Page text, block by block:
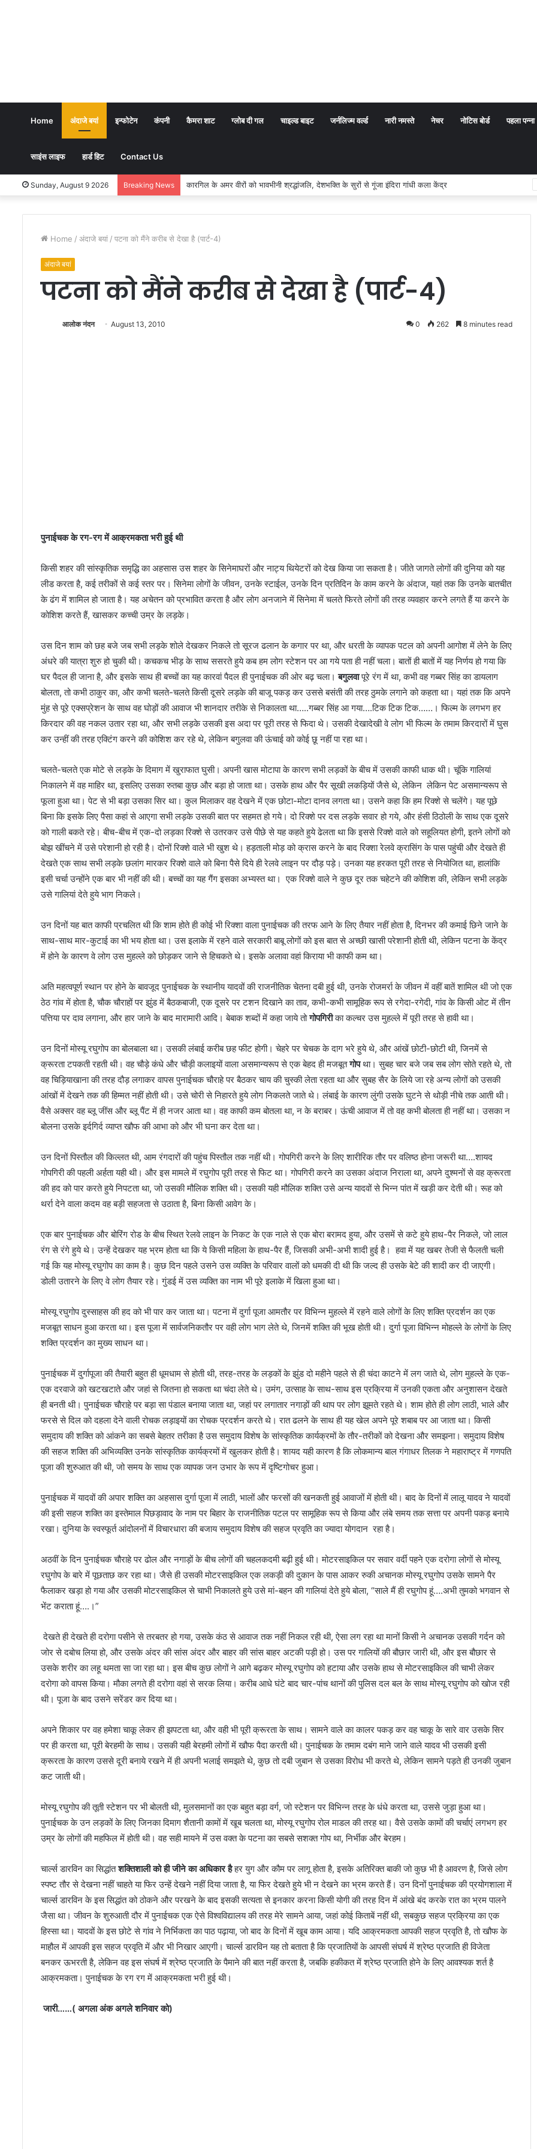
Home अंदाजे बयां इन्फोटेन कंपनी कैमरा शाट ग्लोब दी गल चाइल्ड बाइट जर्नलिज्म वर्ल्ड नारी नमस्ते नेचर नोटिस बोर्ड पहला पन्ना
साइंस लाइफ हार्ड हिट Contact Us
Sunday, August 9 2026 Breaking News कारगिल के अमर वीरों को भावभीनी श्रद्धांजलि, देशभक्ति के सुरों से गूंजा इंदिरा गांधी कला केंद्र
Home / अंदाजे बयां / पटना को मैंने करीब से देखा है (पार्ट-4)
अंदाजे बयां
पटना को मैंने करीब से देखा है (पार्ट-4)
आलोक नंदन August 13, 2010 0 262 8 minutes read
पुनाईचक के रग-रग में आक्रमकता भरी हुई थी
किसी शहर की सांस्कृतिक समृद्धि का अहसास उस शहर के सिनेमाघरों और नाट्य थियेटरों को देख किया जा सकता है। जीते जागते लोगों की दुनिया को यह
लीड करता है, कई तरीकों से कई स्तर पर। सिनेमा लोगों के जीवन, उनके स्टाईल, उनके दिन प्रतिदिन के काम करने के अंदाज, यहां तक कि उनके बातचीत
के ढंग में शामिल हो जाता है। यह अचेतन को प्रभावित करता है और लोग अनजाने में सिनेमा में चलते फिरते लोगों की तरह व्यवहार करने लगते हैं या करने के
कोशिश करते हैं, खासकर कच्ची उम्र के लड़के।
उस दिन शाम को छह बजे जब सभी लड़के शोले देखकर निकले तो सूरज ढलान के कगार पर था, और धरती के व्यापक पटल को अपनी आगोश में लेने के लिए
अंधरे की यात्रा शुरु हो चुकी थी। कचकच भीड़ के साथ ससरते हुये कब हम लोग स्टेशन पर आ गये पता ही नहीं चला। बातों ही बातों में यह निर्णय हो गया कि
घर पैदल ही जाना है, और इसके साथ ही बच्चों का यह कारवां पैदल ही पुनाईचक की ओर बढ़ चला।बगुलवापूरे रंग में था, कभी वह गब्बर सिंह का डायलाग
बोलता, तो कभी ठाकुर का, और कभी चलते-चलते किसी दूसरे लड़के की बाजू पकड़ कर उससे बसंती की तरह ठुमके लगाने को कहता था। यहां तक कि अपने
मुंह से पूरे एक्सप्रेशन के साथ वह घोड़ों की आवाज भी शानदार तरीके से निकालता था…..गब्बर सिंह आ गया….टिक टिक टिक……। फिल्म के लगभग हर
किरदार की वह नकल उतार रहा था, और सभी लड़के उसकी इस अदा पर पूरी तरह से फिदा थे। उसकी देखादेखी वे लोग भी फिल्म के तमाम किरदारों में घुस
कर उन्हीं की तरह एक्टिंग करने की कोशिश कर रहे थे, लेकिन बगुलवा की ऊंचाई को कोई छू नहीं पा रहा था।
चलते-चलते एक मोटे से लड़के के दिमाग में खुराफात घुसी। अपनी खास मोटापा के कारण सभी लड़कों के बीच में उसकी काफी धाक थी। चूंकि गालियां
निकालने में वह माहिर था, इसलिए उसका रुतबा कुछ और बड़ा हो जाता था। उसके हाथ और पैर सूखी लकड़ियों जैसे थे, लेकिन लेकिन पेट असमान्यरूप से
फूला हुआ था। पेट से भी बड़ा उसका सिर था। कुल मिलाकर वह देखने में एक छोटा-मोटा दानव लगता था। उसने कहा कि हम रिक्शे से चलेंगे। यह पूछे
बिना कि इसके लिए पैसा कहां से आएगा सभी लड़के उसकी बात पर सहमत हो गये। दो रिक्शे पर दस लड़के सवार हो गये, और हंसी ठिठोली के साथ एक दूसरे
को गाली बकते रहे। बीच-बीच में एक-दो लड़का रिक्शे से उतरकर उसे पीछे से यह कहते हुये ढेलता था कि इससे रिक्शे वाले को सहूलियत होगी, इतने लोगों को
बोझ खींचने में उसे परेशानी हो रही है। दोनों रिक्शे वाले भी खुश थे। हड़ताली मोड़ को क्रास करने के बाद रिक्शा रेलवे क्रासिंग के पास पहुंची और देखते ही
देखते एक साथ सभी लड़के छलांग मारकर रिक्शे वाले को बिना पैसे दिये ही रेलवे लाइन पर दौड़ पड़े। उनका यह हरकत पूरी तरह से नियोजित था, हालांकि
इसी चर्चा उन्होंने एक बार भी नहीं की थी। बच्चों का यह गैंग इसका अभ्यस्त था। एक रिक्शे वाले ने कुछ दूर तक चहेटने की कोशिश की, लेकिन सभी लड़के
उसे गालियां देते हुये भाग निकले।
उन दिनों यह बात काफी प्रचलित थी कि शाम होते ही कोई भी रिक्शा वाला पुनाईचक की तरफ आने के लिए तैयार नहीं होता है, दिनभर की कमाई छिने जाने के
साथ-साथ मार-कुटाई का भी भय होता था। उस इलाके में रहने वाले सरकारी बाबू लोगों को इस बात से अच्छी खासी परेशानी होती थी, लेकिन पटना के केंद्र
में होने के कारण वे लोग उस मुहल्ले को छोड़कर जाने से हिचकते थे। इसके अलावा वहां किराया भी काफी कम था।
अति महत्वपूर्ण स्थान पर होने के बावजूद पुनाईचक के स्थानीय यादवों की राजनीतिक चेतना दबी हुई थी, उनके रोजमर्रा के जीवन में वहीं बातें शामिल थी जो एक
ठेठ गांव में होता है, चौक चौराहों पर झुंड में बैठकबाजी, एक दूसरे पर टशन दिखाने का ताव, कभी-कभी सामूहिक रूप से रगेदा-रगेदी, गांव के किसी ओट में तीन
पत्तिया पर दाव लगाना, और हार जाने के बाद मारामारी आदि। बेबाक शब्दों में कहा जाये तोगोपगिरीका कल्चर उस मुहल्ले में पूरी तरह से हावी था।
उन दिनों मोस्यू रघुगोप का बोलबाला था। उसकी लंबाई करीब छह फीट होगी। चेहरे पर चेचक के दाग भरे हुये थे, और आंखें छोटी-छोटी थी, जिनमें से
क्रूरता टपकती रहती थी। वह चौड़े कंधे और चौड़ी कलाइयों वाला असमान्यरूप से एक बेहद ही मजबूतगोपथा। सुबह चार बजे जब सब लोग सोते रहते थे, तो
वह चिड़ियाखाना की तरह दौड़ लगाकर वापस पुनाईचक चौराहे पर बैठकर चाय की चुस्की लेता रहता था और सुबह सैर के लिये जा रहे अन्य लोगों को उसकी
आंखों में देखने तक की हिम्मत नहीं होती थी। उसे चोरी से निहारते हुये लोग निकलते जाते थे। लंबाई के कारण लुंगी उसके घुटने से थोड़ी नीचे तक आती थी।
वैसे अक्सर वह ब्लू जींस और ब्लू पैंट में ही नजर आता था। वह काफी कम बोतला था, न के बराबर। ऊंची आवाज में तो वह कभी बोलता ही नहीं था। उसका न
बोलना उसके इर्दगिर्द व्याप्त खौफ की आभा को और भी घना कर देता था।
उन दिनों पिस्तौल की किल्लत थी, आम रंगदारों की पहुंच पिस्तौल तक नहीं थी। गोपगिरी करने के लिए शारीरिक तौर पर वलिष्ठ होना जरूरी था….शायद
गोपगिरी की पहली अर्हता यही थी। और इस मामले में रघुगोप पूरी तरह से फिट था। गोपगिरी करने का उसका अंदाज निराला था, अपने दुश्मनों से वह क्रूरता
की हद को पार करते हुये निपटता था, जो उसकी मौलिक शक्ति थी। उसकी यही मौलिक शक्ति उसे अन्य यादवों से भिन्न पांत में खड़ी कर देती थी। रूह को
थर्रा देने वाला कदम वह बड़ी सहजता से उठाता है, बिना किसी आवेग के।
एक बार पुनाईचक और बोरिंग रोड के बीच स्थित रेलवे लाइन के निकट के एक नाले से एक बोरा बरामद हुया, और उसमें से कटे हुये हाथ-पैर निकले, जो लाल
रंग से रंगे हुये थे। उन्हें देखकर यह भ्रम होता था कि ये किसी महिला के हाथ-पैर हैं, जिसकी अभी-अभी शादी हुई है। हवा में यह खबर तेजी से फैलती चली
गई कि यह मोस्यू रघुगोप का काम है। कुछ दिन पहले उसने उस व्यक्ति के परिवार वालों को धमकी दी थी कि जल्द ही उसके बेटे की शादी कर दी जाएगी।
डोली उतारने के लिए वे लोग तैयार रहे। गुंडई में उस व्यक्ति का नाम भी पूरे इलाके में खिला हुआ था।
मोस्यू रघुगोप दुस्साहस की हद को भी पार कर जाता था। पटना में दुर्गा पूजा आमतौर पर विभिन्न मुहल्ले में रहने वाले लोगों के लिए शक्ति प्रदर्शन का एक
मजबूत साधन हुआ करता था। इस पूजा में सार्वजनिकतौर पर वही लोग भाग लेते थे, जिनमें शक्ति की भूख होती थी। दुर्गा पूजा विभिन्न मोहल्ले के लोगों के लिए
शक्ति प्रदर्शन का मुख्य साधन था।
पुनाईचक में दुर्गापूजा की तैयारी बहुत ही धूमधाम से होती थी, तरह-तरह के लड़कों के झुंड दो महीने पहले से ही चंदा काटने में लग जाते थे, लोग मुहल्ले के एक-
एक दरवाजे को खटखटाते और जहां से जितना हो सकता था चंदा लेते थे। उमंग, उत्साह के साथ-साथ इस प्रक्रिया में उनकी एकता और अनुशासन देखते
ही बनती थी। पुनाईचक चौराहे पर बड़ा सा पंडाल बनाया जाता था, जहां पर लगातार नगाड़ों की थाप पर लोग झूमते रहते थे। शाम होते ही लोग लाठी, भाले और
फरसे से दिल को दहला देने वाली रोचक लड़ाइयों का रोचक प्रदर्शन करते थे। रात ढलने के साथ ही यह खेल अपने पूरे शबाब पर आ जाता था। किसी
समुदाय की शक्ति को आंकने का सबसे बेहतर तरीका है उस समुदाय विशेष के सांस्कृतिक कार्यक्रमों के तौर-तरीकों को देखना और समझना। समुदाय विशेष
की सहज शक्ति की अभिव्यक्ति उनके सांस्कृतिक कार्यक्रमों में खुलकर होती है। शायद यही कारण है कि लोकमान्य बाल गंगाधर तिलक ने महाराष्ट्र में गणपति
पूजा की शुरुआत की थी, जो समय के साथ एक व्यापक जन उभार के रूप में दृष्टिगोचर हुआ।
पुनाईचक में यादवों की अपार शक्ति का अहसास दुर्गा पूजा में लाठी, भालों और फरसों की खनकती हुई आवाजों में होती थी। बाद के दिनों में लालू यादव ने यादवों
की इसी सहज शक्ति का इस्तेमाल पिछड़ावाद के नाम पर बिहार के राजनीतिक पटल पर सामूहिक रूप से किया और लंबे समय तक सत्ता पर अपनी पकड़ बनाये
रखा। दुनिया के स्वस्फूर्त आंदोलनों में विचारधारा की बजाय समुदाय विशेष की सहज प्रवृति का ज्यादा योगदान रहा है।
अठवीं के दिन पुनाईचक चौराहे पर ढोल और नगाड़ों के बीच लोगों की चहलकदमी बढ़ी हुई थी। मोटरसाइकिल पर सवार वर्दी पहने एक दरोगा लोगों से मोस्यू
रघुगोप के बारे में पूछताछ कर रहा था। जैसे ही उसकी मोटरसाइकिल एक लकड़ी की दुकान के पास आकर रुकी अचानक मोस्यू रघुगोप उसके सामने पैर
फैलाकर खड़ा हो गया और उसकी मोटरसाइकिल से चाभी निकालते हुये उसे मां-बहन की गालियां देते हुये बोला, “साले मैं ही रघुगोप हूं….अभी तुमको भगवान से
भेंट कराता हूं….।”
देखते ही देखते ही दरोगा पसीने से तरबतर हो गया, उसके कंठ से आवाज तक नहीं निकल रही थी, ऐसा लग रहा था मानों किसी ने अचानक उसकी गर्दन को
जोर से दबोच लिया हो, और उसके अंदर की सांस अंदर और बाहर की सांस बाहर अटकी पड़ी हो। उस पर गालियों की बौछार जारी थी, और इस बौछार से
उसके शरीर का लहू थमता सा जा रहा था। इस बीच कुछ लोगों ने आगे बढ़कर मोस्यू रघुगोप को हटाया और उसके हाथ से मोटरसाइकिल की चाभी लेकर
दरोगा को वापस किया। मौका लगते ही दरोगा वहां से सरक लिया। करीब आधे घंटे बाद चार-पांच थानों की पुलिस दल बल के साथ मोस्यू रघुगोप को खोज रही
थी। पूजा के बाद उसने सरेंडर कर दिया था।
अपने शिकार पर वह हमेशा चाकू लेकर ही झपटता था, और वही भी पूरी क्रूरता के साथ। सामने वाले का कालर पकड़ कर वह चाकू के सारे वार उसके सिर
पर ही करता था, पूरी बेरहमी के साथ। उसकी यही बेरहमी लोगों में खौफ पैदा करती थी। पुनाईचक के तमाम दबंग माने जाने वाले यादव भी उसकी इसी
क्रूरता के कारण उससे दूरी बनाये रखने में ही अपनी भलाई समझते थे, कुछ तो दबी जुबान से उसका विरोध भी करते थे, लेकिन सामने पड़ते ही उनकी जुबान
कट जाती थी।
मोस्यू रघुगोप की तूती स्टेशन पर भी बोलती थी, मुलसमानों का एक बहुत बड़ा वर्ग, जो स्टेशन पर विभिन्न तरह के धंधे करता था, उससे जुड़ा हुआ था।
पुनाईचक के उन लड़कों के लिए जिनका दिमाग शैतानी कामों में खूब चलता था, मोस्यू रघुगोप रोल माडल की तरह था। वैसे उसके कामों की चर्चाएं लगभग हर
उम्र के लोगों की महफिल में होती थी। वह सही मायने में उस वक्त के पटना का सबसे सशक्त गोप था, निर्भीक और बेरहम।
चार्ल्स डारविन का सिद्धांतशक्तिशाली को ही जीने का अधिकार हैहर युग और कौम पर लागू होता है, इसके अतिरिक्त बाकी जो कुछ भी है आवरण है, जिसे लोग
स्पष्ट तौर से देखना नहीं चाहते या फिर उन्हें देखने नहीं दिया जाता है, या फिर देखते हुये भी न देखने का भ्रम करते हैं। उन दिनों पुनाईचक की प्रयोगशाला में
चार्ल्स डारविन के इस सिद्धांत को ठोकने और परखने के बाद इसकी सत्यता से इनकार करना किसी योगी की तरह दिन में आंखे बंद करके रात का भ्रम पालने
जैसा था। जीवन के शुरुआती दौर में पुनाईचक एक ऐसे विश्वविद्यालय की तरह मेरे सामने आया, जहां कोई किताबें नहीं थी, सबकुछ सहज प्रक्रिया का एक
हिस्सा था। यादवों के इस छोटे से गांव ने निर्भिकता का पाठ पढ़ाया, जो बाद के दिनों में खूब काम आया। यदि आक्रमकता आपकी सहज प्रवृति है, तो खौफ के
माहौल में आपकी इस सहज प्रवृति में और भी निखार आएगी। चार्ल्स डारविन यह तो बताता है कि प्रजातियों के आपसी संघर्ष में श्रेष्ठ प्रजाति ही विजेता
बनकर ऊभरती है, लेकिन वह इस संघर्ष में श्रेष्ठ प्रजाति के पैमाने की बात नहीं करता है, जबकि हकीकत में श्रेष्ठ प्रजाति होने के लिए आवश्यक शर्त है
आक्रमकता। पुनाईचक के रग रग में आक्रमकता भरी हुई थी।
जारी……( अगला अंक अगले शनिवार को)
स
ह
र
सा
मे
ला
,
के
क
प
ड़ों
की
म
,
1
की
हु
ई
January 13, 2024
सहरसा में मेला, खादी के कपड़ों की धूम,
1 करोड़ की हुई बिक्री
सि
र्फ
सा
मा
क
धा
र
औ
र
फि
ना
ना
चा
:
दी
प
र्मा
सिर्फ सामाजिक धारवाहिक और फिल्में
बनाना चाहता हूं : दीपक शर्मा